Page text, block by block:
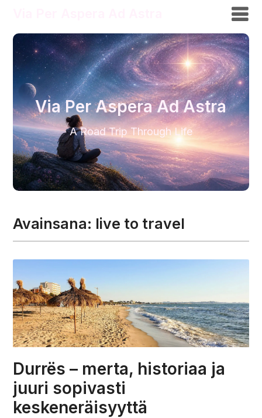
Via Per Aspera Ad Astra
A Road Trip Through Life
Avainsana: live to travel
Durrës – merta, historiaa ja
juuri sopivasti
keskeneräisyyttä